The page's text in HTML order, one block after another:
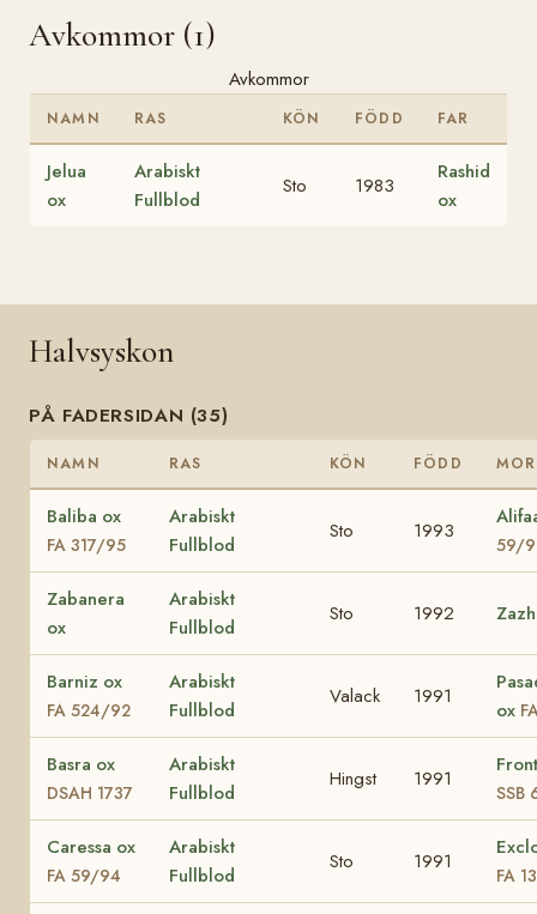
Avkommor (1)
Avkommor
NAMN RAS KÖN FÖDD FAR
Jelua
ox
Arabiskt
Fullblod
Sto 1983
Rashid
ox
Halvsyskon
PÅ FADERSIDAN (35)
NAMN RAS KÖN FÖDD MOR
Baliba ox
FA 317/95
Arabiskt
Fullblod
Sto 1993
59/
Zabanera
ox
Arabiskt
Fullblod
Sto 1992
Barniz ox
FA 524/92
Arabiskt
Fullblod
Valack 1991
ox
Basra ox
DSAH 1737
Arabiskt
Fullblod
Hingst 1991
SSB
Caressa ox
FA 59/94
Arabiskt
Fullblod
Sto 1991
FA